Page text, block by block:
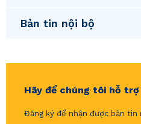
Bản tin nội bộ
Hãy để chúng tôi hỗ trợ
Đăng ký để nhận được bản tin